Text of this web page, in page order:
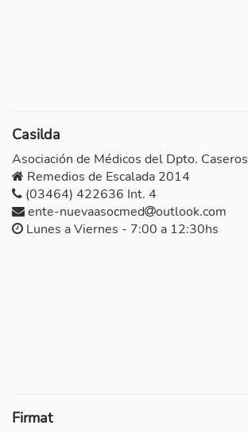
Casilda
Asociación de Médicos del Dpto. Caseros
Remedios de Escalada 2014
(03464) 422636 Int. 4
ente-nuevaasocmed
outlook.com
Lunes a Viernes - 7:00 a 12:30hs
Firmat